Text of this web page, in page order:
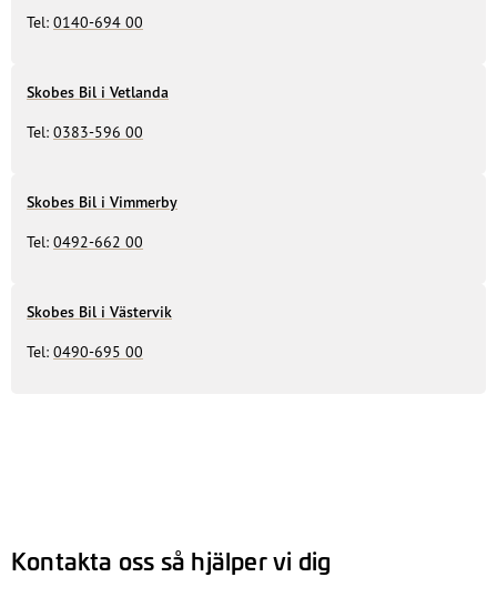
Tel: 0140-694 00
Skobes Bil i Vetlanda
Tel: 0383-596 00
Skobes Bil i Vimmerby
Tel: 0492-662 00
Skobes Bil i Västervik
Tel: 0490-695 00
Kontakta oss så hjälper vi dig